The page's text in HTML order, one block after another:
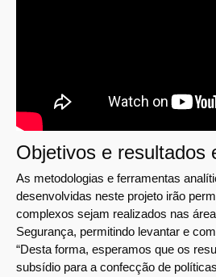
Objetivos e resultados
As metodologias e ferramentas
desenvolvidas neste projeto irão
complexos sejam realizados nas
Segurança, permitindo levantar e
“Desta forma, esperamos que os
subsídio para a confecção de